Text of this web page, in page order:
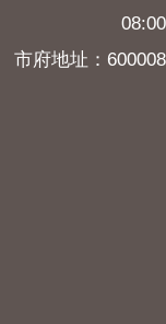
市府地址：